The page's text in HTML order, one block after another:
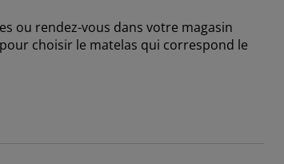
ou rendez-vous dans votre magasin
choisir le matelas qui correspond le